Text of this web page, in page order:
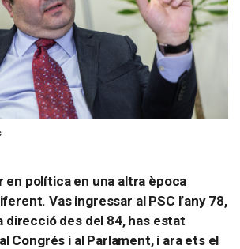
en política en una altra època
Vas ingressar al PSC l’any 78,
direcció des del 84, has estat
Congrés i al Parlament, i ara ets el